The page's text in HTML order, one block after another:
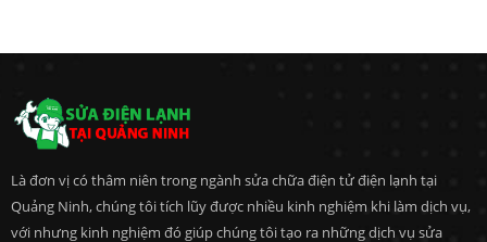
Là đơn vị có thâm niên trong ngành sửa chữa điện tử điện lạnh tại
Quảng Ninh, chúng tôi tích lũy được nhiều kinh nghiệm khi làm dịch vụ,
với nhưng kinh nghiệm đó giúp chúng tôi tạo ra những dịch vụ sửa